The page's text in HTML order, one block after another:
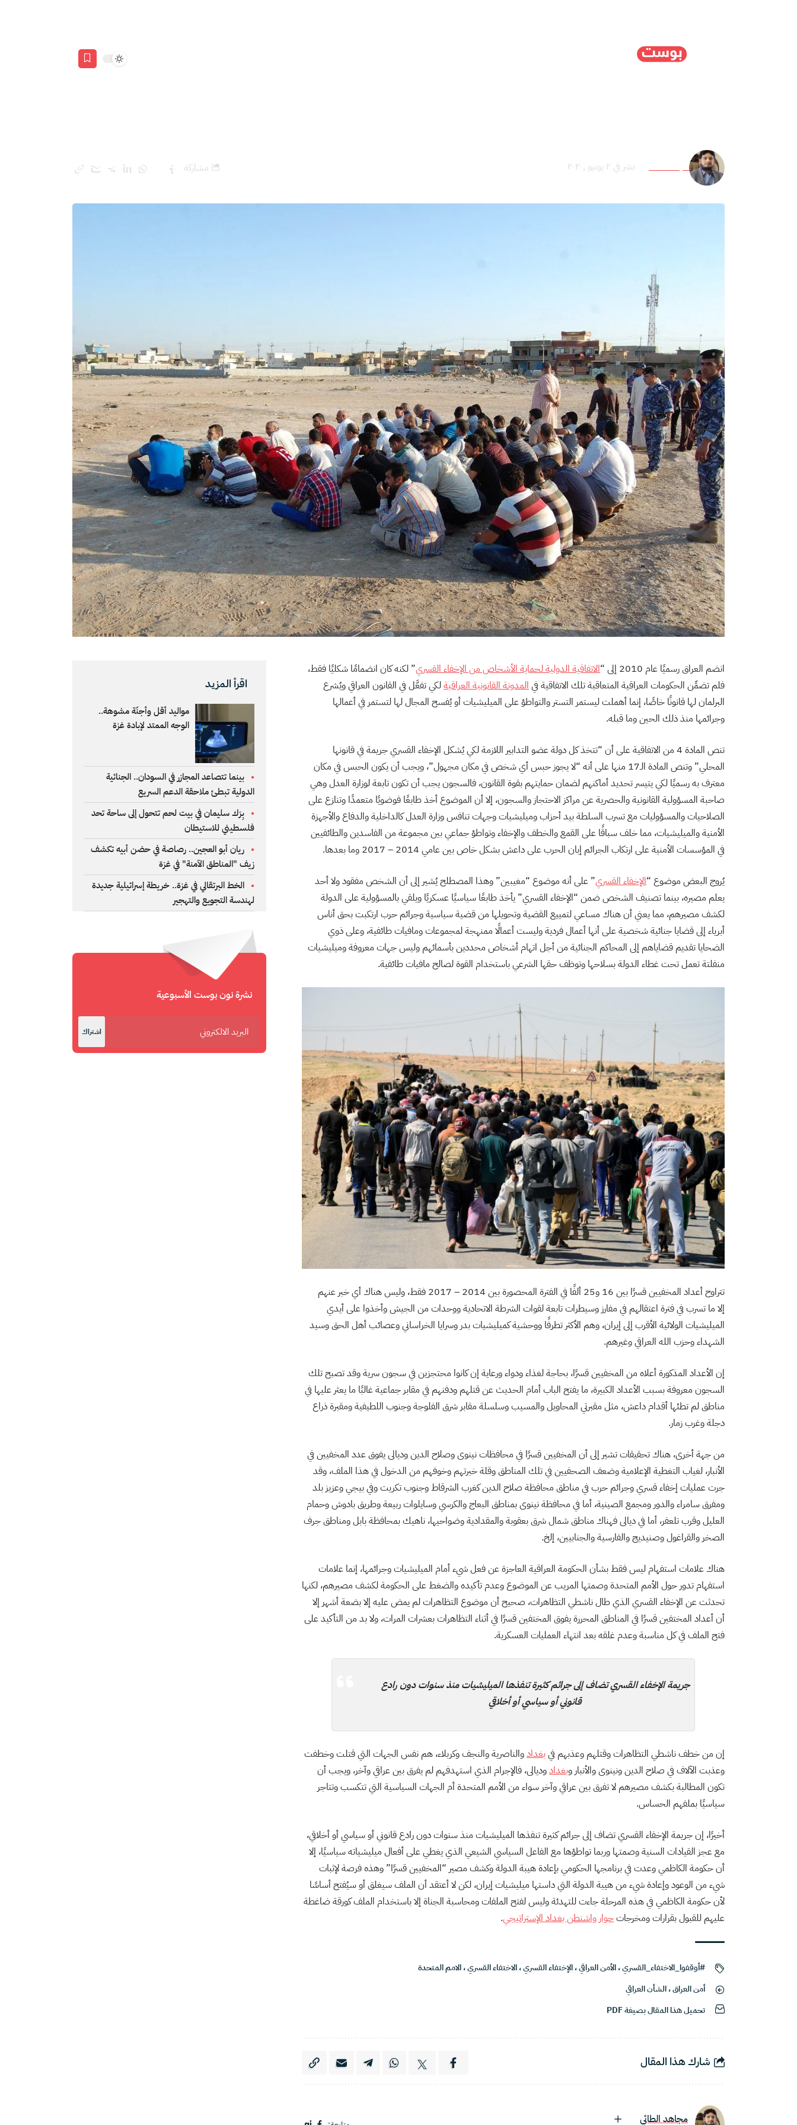
مجاهد الطائي نشر في ٢ يونيو ,٢٠٢٠ مشاركة
انضم العراق رسميًا عام 2010 إلى “ الاتفاقية الدولية لحماية الأشخاص من الإخفاء القسري” لكنه كان انضمامًا شكليًا فقط،
فلم تضمِّن الحكومات العراقية المتعاقبة تلك الاتفاقية في المدونة القانونية العراقيةلكي تفعَّل في القانون العراقي ويُشرع
البرلمان لها قانونًا خاصًا، إنما أهملت ليستمر التستر والتواطؤ على الميليشيات أو يُفسح المجال لها لتستمر في أعمالها
وجرائمها منذ ذلك الحين وما قبله.
تنص المادة 4 من الاتفاقية على أن “تتخذ كل دولة عضو التدابير اللازمة لكي يُشكل الإخفاء القسري جريمة في قانونها
المحلي” وتنص المادة الـ17 منها على أنه “لا يجوز حبس أي شخص في مكان مجهول”، ويجب أن يكون الحبس في مكان
معترف به رسميًا لكي يتيسر تحديد أماكنهم لضمان حمايتهم بقوة القانون، فالسجون يجب أن تكون تابعة لوزارة العدل وهي
صاحبة المسؤولية القانونية والحصرية عن مراكز الاحتجاز والسجون، إلا أن الموضوع أخذ طابعًا فوضويًا متعمدًا وتنازع على
الصلاحيات والمسؤوليات مع تسرب السلطة بيد أحزاب وميليشيات وجهات تنافس وزارة العدل كالداخلية والدفاع والأجهزة
الأمنية والميليشيات، مما خلف سباقًا على القمع والخطف والإخفاء وتواطؤ جماعي بين مجموعة من الفاسدين والطائفيين
في المؤسسات الأمنية على ارتكاب الجرائم إبان الحرب على داعش بشكل خاص بين عامي 2014 – 2017 وما بعدها.
يُروج البعض موضوع “الإخفاء القسري” على أنه موضوع “مغيبين” وهذا المصطلح يُشير إلى أن الشخص مفقود ولا أحد
يعلم مصيره، بينما تصنيف الشخص ضمن “الإخفاء القسري” يأخذ طابعًا سياسيًا عسكريًا ويلقي بالمسؤولية على الدولة
لكشف مصيرهم، مما يعني أن هناك مساعي لتمييع القضية وتحويلها من قضية سياسية وجرائم حرب ارتكبت بحق أناس
أبرياء إلى قضايا جنائية شخصية على أنها أعمال فردية وليست أعمالًا ممنهجة لمجموعات ومافيات طائفية، وعلى ذوي
الضحايا تقديم قضاياهم إلى المحاكم الجنائية من أجل اتهام أشخاص محددين بأسمائهم وليس جهات معروفة وميليشيات
منفلتة تعمل تحت غطاء الدولة بسلاحها وتوظف حقها الشرعي باستخدام القوة لصالح مافيات طائفية.
تتراوح أعداد المخفيين قسرًا بين 16 و25 ألفًا في الفترة المحصورة بين 2014 – 2017 فقط، وليس هناك أي خبر عنهم
إلا ما تسرب في فترة اعتقالهم في مفارز وسيطرات تابعة لقوات الشرطة الاتحادية ووحدات من الجيش وأخذوا على أيدي
الميليشيات الولائية الأقرب إلى إيران، وهم الأكثر تطرفًا ووحشية كميليشيات بدر وسرايا الخراساني وعصائب أهل الحق وسيد
الشهداء وحزب الله العراقي وغيرهم.
إن الأعداد المذكورة أعلاه من المخفيين قسرًا، بحاجة لغذاء ودواء ورعاية إن كانوا محتجزين في سجون سرية وقد تصبح تلك
السجون معروفة بسبب الأعداد الكبيرة، ما يفتح الباب أمام الحديث عن قتلهم ودفنهم في مقابر جماعية غالبًا ما يعثر عليها في
مناطق لم تطئها أقدام داعش، مثل مقبرتي المحاويل والمسيب وسلسلة مقابر شرق الفلوجة وجنوب اللطيفية ومقبرة ذراع
دجلة وغرب زمار.
من جهة أخرى، هناك تحقيقات تشير إلى أن المخفيين قسرًا في محافظات نينوى وصلاح الدين وديالى يفوق عدد المخفيين في
الأنبار، لغياب التغطية الإعلامية وضعف الصحفيين في تلك المناطق وقلة خبرتهم وخوفهم من الدخول في هذا الملف، وقد
جرت عمليات إخفاء قسري وجرائم حرب في مناطق محافظة صلاح الدين كغرب الشرقاط وجنوب تكريت وفي بيجي وعزيز بلد
ومفرق سامراء والدور ومجمع الصينية، أما في محافظة نينوى بمناطق البعاج والكرسي وسايلوات ربيعة وطريق بادوش وحمام
العليل وقرب تلعفر، أما في ديالى فهناك مناطق شمال شرق بعقوبة والمقدادية وضواحيها، ناهيك بمحافظة بابل ومناطق جرف
الصخر والقراغول وصنيديج والفارسية والجنابيين، إلخ.
هناك علامات استفهام ليس فقط بشأن الحكومة العراقية العاجزة عن فعل شيء أمام الميليشيات وجرائمها، إنما علامات
استفهام تدور حول الأمم المتحدة وصمتها المريب عن الموضوع وعدم تأكيده والضغط على الحكومة لكشف مصيرهم، لكنها
تحدثت عن الإخفاء القسري الذي طال ناشطي التظاهرات، صحيح أن موضوع التظاهرات لم يمض عليه إلا بضعة أشهر إلا
أن أعداد المختفين قسرًا في المناطق المحررة يفوق المختفين قسرًا في أثناء التظاهرات بعشرات المرات، ولا بد من التأكيد على
فتح الملف في كل مناسبة وعدم غلقه بعد انتهاء العمليات العسكرية.
جريمة الإخفاء القسري تضاف إلى جرائم كثيرة تنفذها الميليشيات منذ سنوات دون رادع
قانوني أو سياسي أو أخلاقي
إن من خطف ناشطي التظاهرات وقتلهم وعذبهم فيبغدادوالناصرية والنجف وكربلاء، هم نفس الجهات التي قتلت وخطفت
وعذبت الآلاف في صلاح الدين ونينوى والأنبار وبغدادوديالى، فالإجرام الذي استهدفهم لم يفرق بين عراقي وآخر، ويجب أن
تكون المطالبة بكشف مصيرهم لا تفرق بين عراقي وآخر سواء من الأمم المتحدة أم الجهات السياسية التي تتكسب وتتاجر
سياسيًا بملفهم الحساس.
أخيرًا، إن جريمة الإخفاء القسري تضاف إلى جرائم كثيرة تنفذها الميليشيات منذ سنوات دون رادع قانوني أو سياسي أو أخلاقي،
مع عجز القيادات السنية وصمتها وربما تواطؤها مع الفاعل السياسي الشيعي الذي يغطي على أفعال ميليشياته سياسيًا، إلا
أن حكومة الكاظمي وعدت في برنامجها الحكومي بإعادة هيبة الدولة وكشف مصير “المخفيين قسرًا” وهذه فرصة لإثبات
شيء من الوعود وإعادة شيء من هيبة الدولة التي داستها ميليشيات إيران، لكن لا أعتقد أن الملف سيغلق أو سيُفتح أساسًا
لأن حكومة الكاظمي في هذه المرحلة جاءت للتهدئة وليس لفتح الملفات ومحاسبة الجناة إلا باستخدام الملف كورقة ضاغطة
عليهم للقبول بقرارات ومخرجاتحوار واشنطن بغداد الإستراتيجي.
#أوقفوا_الاختفاء_القسري،الأمن العراقي،الإختفاء القسري،الاختفاء القسري،الامم المتحدة
أمن العراق،الشأن العراقي
تحميل هذا المقال بصيغة PDF
شارك هذا المقال
مجاهد الطائي
اقرأ المزيد
مواليد أقل وأجنّة مشوهة..
الوجه الممتد لإبادة غزة
بينما تتصاعد المجازر في السودان.. الجنائية
الدولية تبطئ ملاحقة الدعم السريع
بِرَك سليمان في بيت لحم تتحول إلى ساحة تحد
فلسطيني للاستيطان
ريان أبو العجين.. رصاصة في حضن أبيه تكشف
زيف "المناطق الآمنة" في غزة
الخط البرتقالي في غزة.. خريطة إسرائيلية جديدة
لهندسة التجويع والتهجير
نشرة نون بوست الأسبوعية
اشتراك